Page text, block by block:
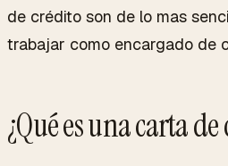
de crédito son de lo mas
trabajar como encargado de
¿Qué es una carta